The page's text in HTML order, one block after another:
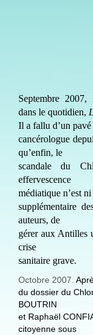
Septembre
dans le quotidien,
Il a fallu d’un
cancérologue
qu’enfin, le
scandale du
effervescence
médiatique n’est
supplémentaire
auteurs, de
gérer aux Antilles
crise
sanitaire grave.
Octobre 2007.
du dossier du
BOUTRIN
et Raphaël
citoyenne sous